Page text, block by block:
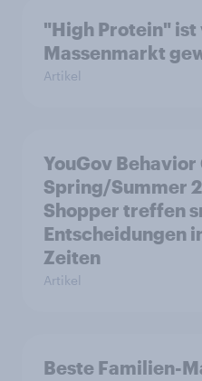
"High Protein" ist
Massenmarkt
Artikel
YouGov
Spring/Summer
Shopper treffen
Entscheidungen
Zeiten
Artikel
Beste Familien-